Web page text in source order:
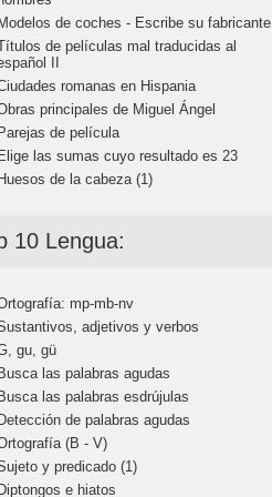
de coches - Escribe su fabricante
de películas mal traducidas al
II
romanas en Hispania
principales de Miguel Ángel
de película
las sumas cuyo resultado es 23
de la cabeza (1)
10 Lengua:
mp-mb-nv
adjetivos y verbos
gu, gü
las palabras agudas
las palabras esdrújulas
de palabras agudas
(B - V)
y predicado (1)
e hiatos